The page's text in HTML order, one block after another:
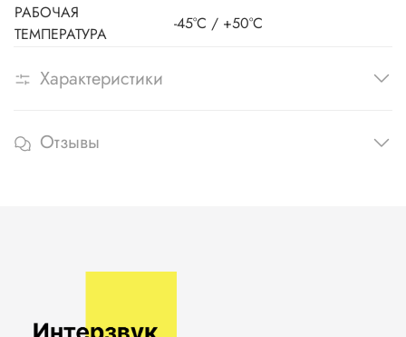
РАБОЧАЯ
ТЕМПЕРАТУРА
-45°C / +50°C
Характеристики
Отзывы